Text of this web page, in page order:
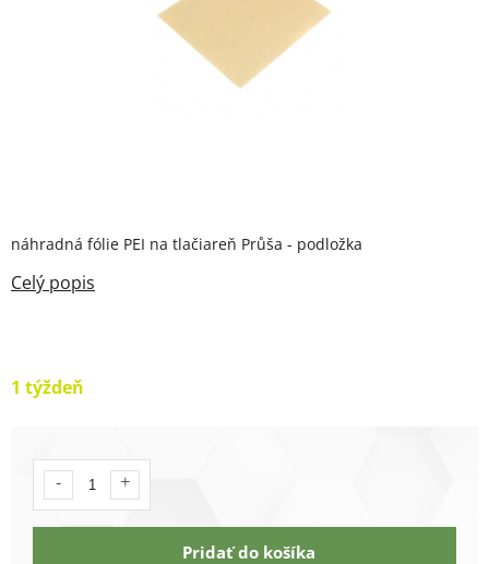
1 týždeň
Pridať do košíka
náhradná fólie PEI na tlačiareň Průša - podložka